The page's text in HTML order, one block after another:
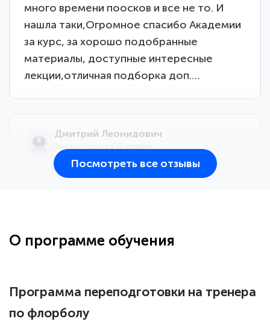
много времени поосков и все не то. И
нашла таки,Огромное спасибо Академии
за курс, за хорошо подобранные
материалы, доступные интересные
лекции,отличная подборка доп.…
Дмитрий Леонидович
большое количество методических
Посмотреть все отзывы
О программе обучения
Программа переподготовки на тренера
по флорболу